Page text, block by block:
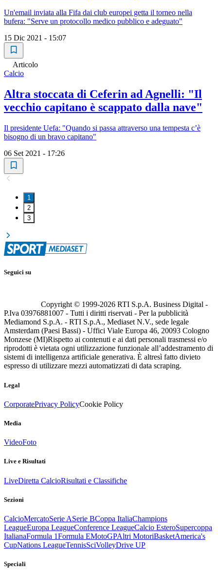
Un'email inviata alla Fifa dai club europei getta il torneo nella
bufera: "Serve un protocollo medico pubblico e adeguato"
15 Dic 2021 - 15:07
Articolo
Calcio
Altra stoccata di Ceferin ad Agnelli: "Il
vecchio capitano è scappato dalla nave"
Il presidente Uefa: "Quando si passa attraverso una tempesta c’è
bisogno di un bravo capitano"
06 Set 2021 - 17:26
1
2
3
Seguici su
Copyright © 1999-2026 RTI S.p.A. Business Digital -
P.Iva 03976881007 - Tutti i diritti riservati - Per la pubblicità
Mediamond S.p.A. - RTI S.p.A., Mediaset N.V., sede legale
Amsterdam (Paesi Bassi) - Uffici Viale Europa 46, 20093 Cologno
Monzese (MI)Rispetto ai contenuti e ai dati personali trasmessi e/o
riprodotti è vietata ogni utilizzazione funzionale all’addestramento di
sistemi di intelligenza artificiale generativa. È altresì fatto divieto
espresso di utilizzare mezzi automatizzati di data scraping.
Legal
CorporatePrivacy PolicyCookie Policy
Media
VideoFoto
Live e Risultati
LiveDiretta CalcioRisultati e Classifiche
Sezioni
CalcioMercatoSerie ASerie BCoppa ItaliaChampions
LeagueEuropa LeagueConference LeagueCalcio EsteroSupercoppa
ItalianaFormula 1Formula EMotoGPAltri MotoriBasketAmerica's
CupNations LeagueTennisSciVolleyDrive UP
Speciali